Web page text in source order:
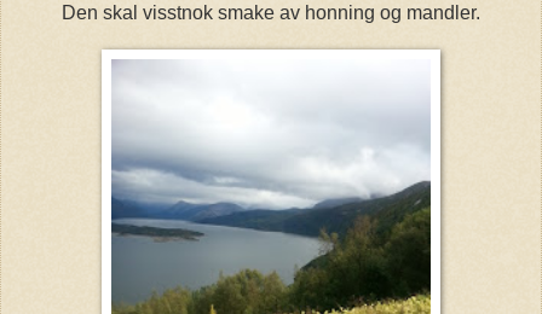
Den skal visstnok smake av honning og mandler.